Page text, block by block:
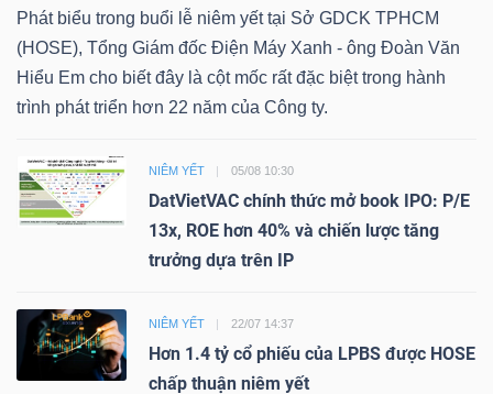
Phát biểu trong buổi lễ niêm yết tại Sở GDCK TPHCM
(HOSE), Tổng Giám đốc Điện Máy Xanh - ông Đoàn Văn
Hiểu Em cho biết đây là cột mốc rất đặc biệt trong hành
trình phát triển hơn 22 năm của Công ty.
NIÊM YẾT 05/08 10:30
DatVietVAC chính thức mở book IPO: P/E
13x, ROE hơn 40% và chiến lược tăng
trưởng dựa trên IP
NIÊM YẾT 22/07 14:37
Hơn 1.4 tỷ cổ phiếu của LPBS được HOSE
chấp thuận niêm yết